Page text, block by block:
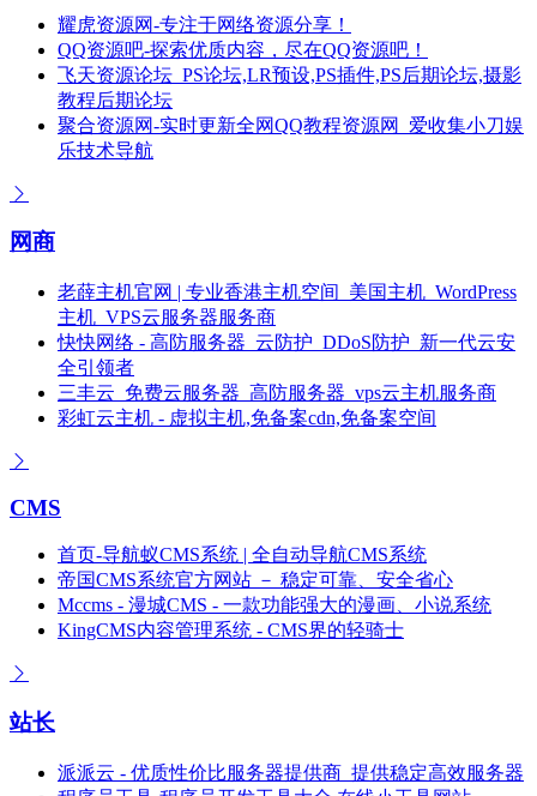
耀虎资源网-专注于网络资源分享！
QQ资源吧-探索优质内容，尽在QQ资源吧！
飞天资源论坛_PS论坛,LR预设,PS插件,PS后期论坛,摄影
教程后期论坛
聚合资源网-实时更新全网QQ教程资源网_爱收集小刀娱
乐技术导航
网商
老薛主机官网 | 专业香港主机空间_美国主机_WordPress
主机_VPS云服务器服务商
快快网络 - 高防服务器_云防护_DDoS防护_新一代云安
全引领者
三丰云_免费云服务器_高防服务器_vps云主机服务商
彩虹云主机 - 虚拟主机,免备案cdn,免备案空间
CMS
首页-导航蚁CMS系统 | 全自动导航CMS系统
帝国CMS系统官方网站 － 稳定可靠、安全省心
Mccms - 漫城CMS - 一款功能强大的漫画、小说系统
KingCMS内容管理系统 - CMS界的轻骑士
站长
派派云 - 优质性价比服务器提供商_提供稳定高效服务器